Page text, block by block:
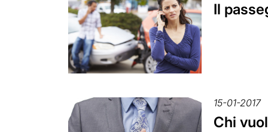
Il
15-01-2017
Chi